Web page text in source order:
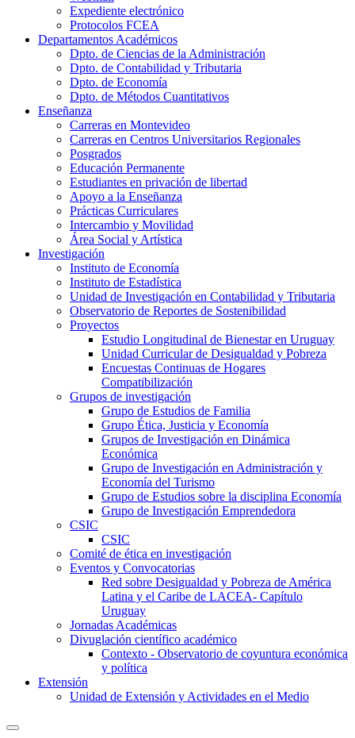
Expediente electrónico
Protocolos FCEA
Departamentos Académicos
Dpto. de Ciencias de la Administración
Dpto. de Contabilidad y Tributaria
Dpto. de Economía
Dpto. de Métodos Cuantitativos
Enseñanza
Carreras en Montevideo
Carreras en Centros Universitarios Regionales
Posgrados
Educación Permanente
Estudiantes en privación de libertad
Apoyo a la Enseñanza
Prácticas Curriculares
Intercambio y Movilidad
Área Social y Artística
Investigación
Instituto de Economía
Instituto de Estadística
Unidad de Investigación en Contabilidad y Tributaria
Observatorio de Reportes de Sostenibilidad
Proyectos
Estudio Longitudinal de Bienestar en Uruguay
Unidad Curricular de Desigualdad y Pobreza
Encuestas Continuas de Hogares
Compatibilización
Grupos de investigación
Grupo de Estudios de Familia
Grupo Ética, Justicia y Economía
Grupos de Investigación en Dinámica
Económica
Grupo de Investigación en Administración y
Economía del Turismo
Grupo de Estudios sobre la disciplina Economía
Grupo de Investigación Emprendedora
CSIC
CSIC
Comité de ética en investigación
Eventos y Convocatorias
Red sobre Desigualdad y Pobreza de América
Latina y el Caribe de LACEA- Capítulo
Uruguay
Jornadas Académicas
Divuglación científico académico
Contexto - Observatorio de coyuntura económica
y política
Extensión
Unidad de Extensión y Actividades en el Medio